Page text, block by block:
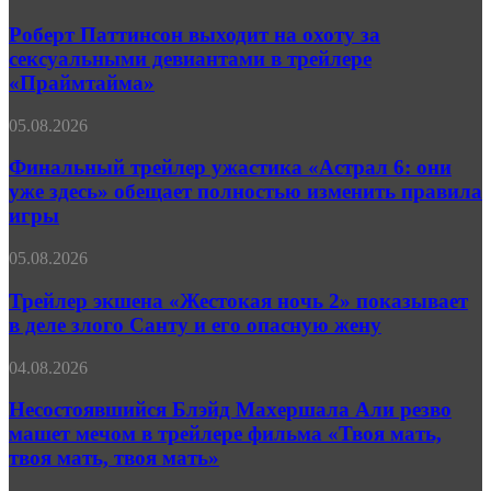
выходит
на
охоту
за
девиантами
трейлере
«Праймтайма»
Роберт Паттинсон выходит на охоту за
сексуальными девиантами в трейлере
«Праймтайма»
Финальный
ужастика
6:
они
здесь»
полностью
изменить
правила
игры
05.08.2026
Финальный трейлер ужастика «Астрал 6: они
уже здесь» обещает полностью изменить правила
игры
Трейлер
«Жестокая
ночь 2»
показывает
деле
Санту
и
его
05.08.2026
Трейлер экшена «Жестокая ночь 2» показывает
в деле злого Санту и его опасную жену
Несостоявшийся
Махершала
резво
машет
04.08.2026
Несостоявшийся Блэйд Махершала Али резво
машет мечом в трейлере фильма «Твоя мать,
твоя мать, твоя мать»